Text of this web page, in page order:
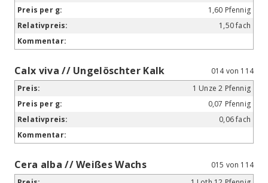
1,60 Pfennig
1,50 fach
Calx viva // Ungelöschter Kalk
014 von 114
1 Unze 2 Pfennig
0,07 Pfennig
0,06 fach
Cera alba // Weißes Wachs
015 von 114